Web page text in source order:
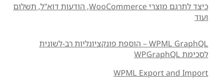
כיצד לתרגם מוצרי WooCommerce, הודעות דוא"ל, תשלום
ועוד
WPML GraphQL – הוספת פונקציונליות רב-לשונית
לסכימת WPGraphQL
WPML Export and Import